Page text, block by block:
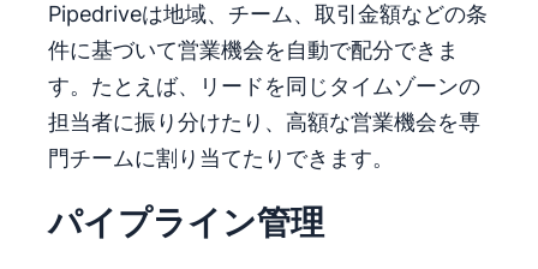
Pipedriveは地域、チーム、取引金額などの条
件に基づいて営業機会を自動で配分できま
す。たとえば、リードを同じタイムゾーンの
担当者に振り分けたり、高額な営業機会を専
門チームに割り当てたりできます。
パイプライン管理